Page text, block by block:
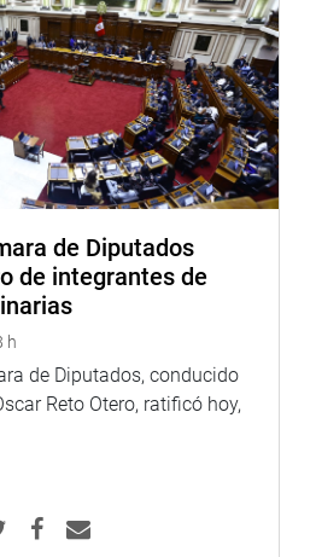
Reunión de trabajo
Reunión de trabajo
de Diputados
de integrantes de
h
de Diputados, conducido
Reto Otero, ratificó hoy,